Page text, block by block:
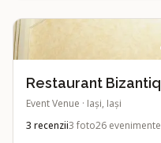
Restaurant Bizantiq
Event Venue · Iași, Iași
3 recenzii3 foto26 evenimente